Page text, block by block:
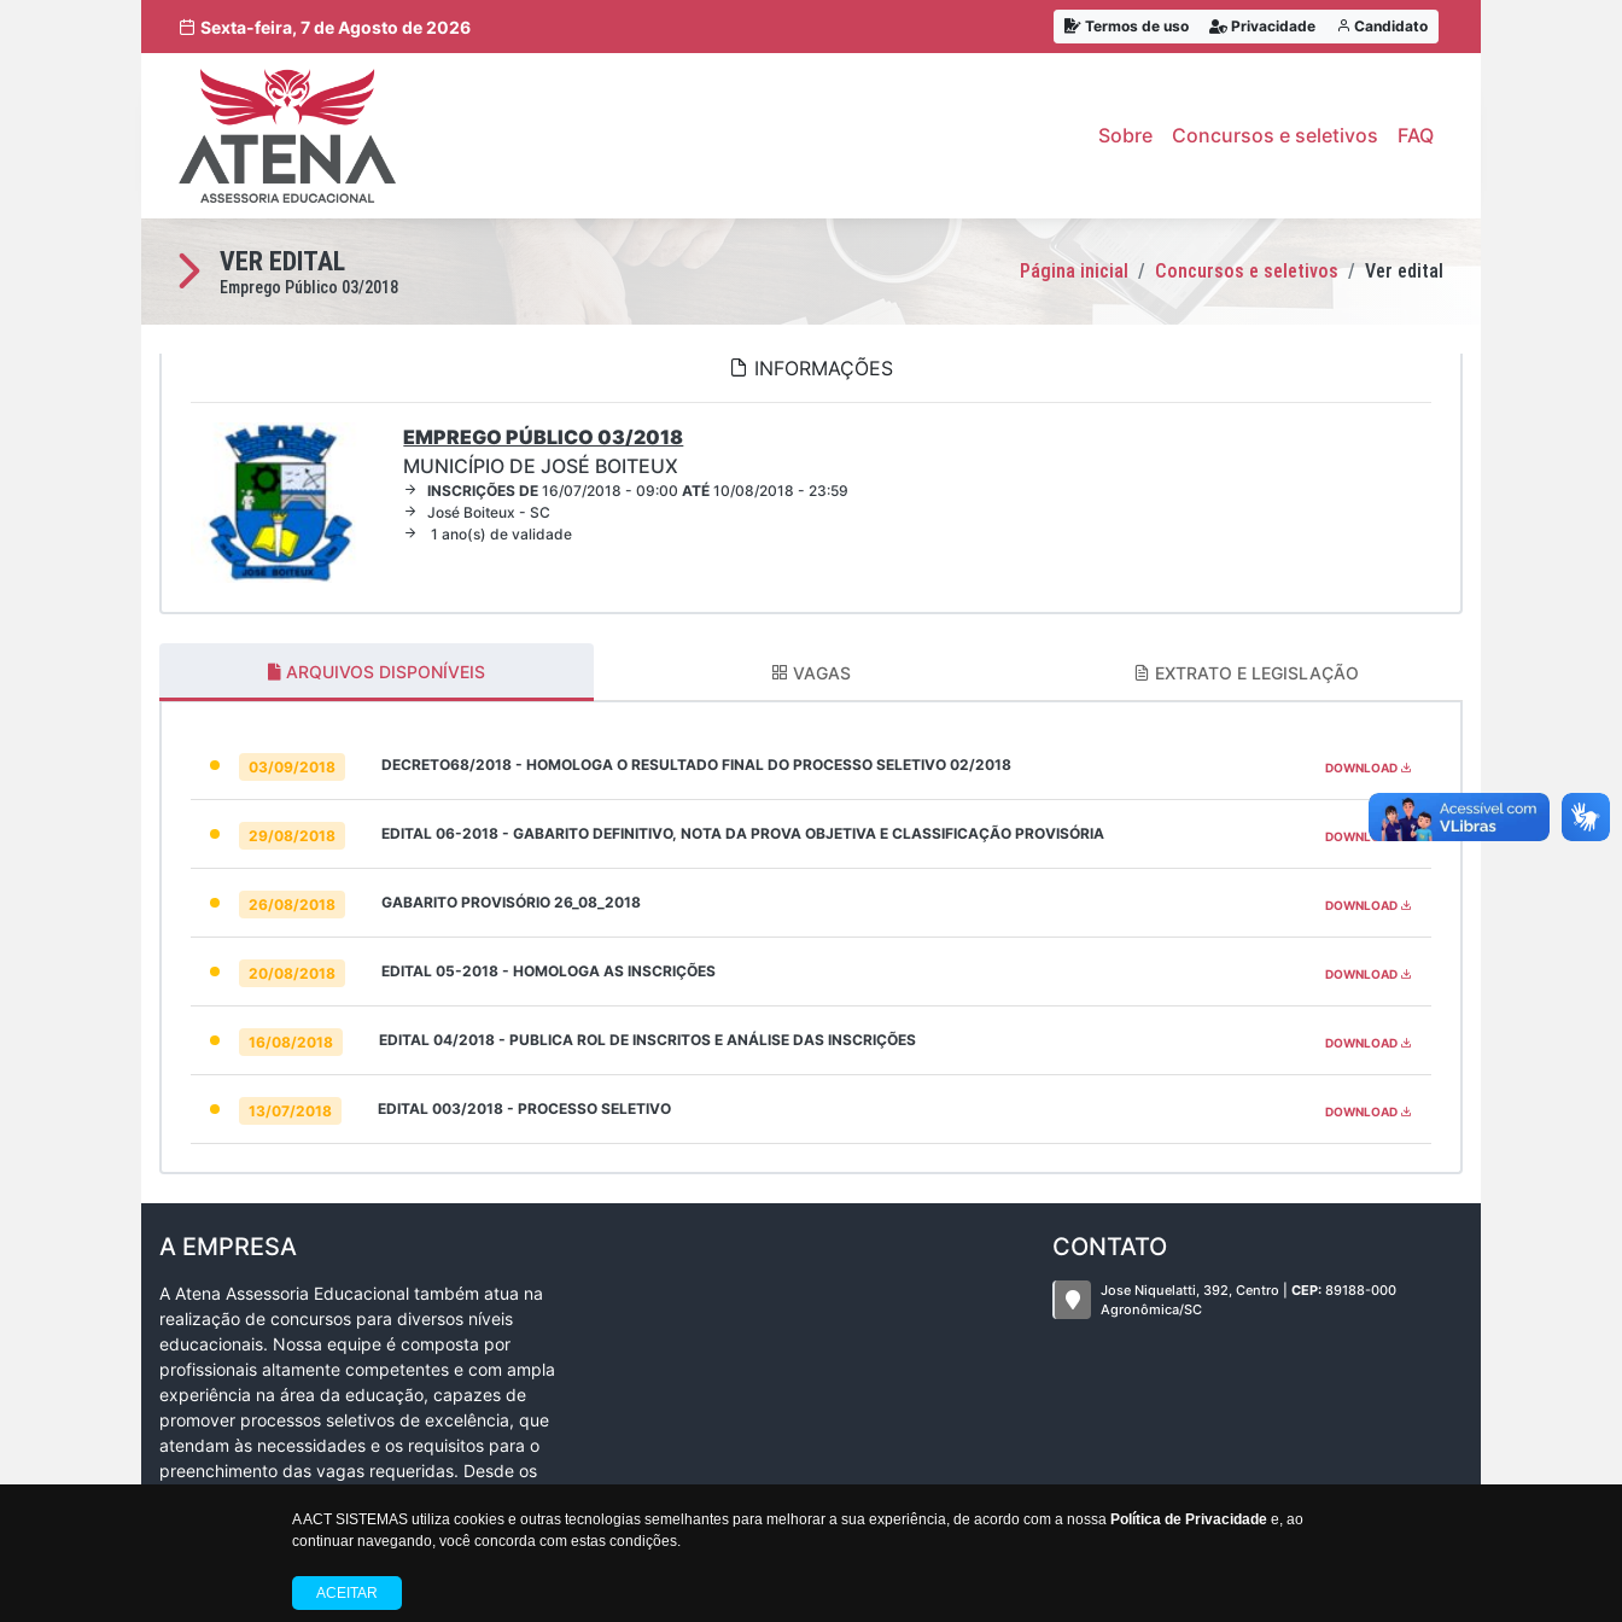
A ACT SISTEMAS utiliza cookies e outras tecnologias semelhantes para melhorar a sua experiência, de acordo com a nossa Política de Privacidade e, ao
continuar navegando, você concorda com estas condições.
ACEITAR
Sexta-feira, 7 de Agosto de 2026 Termos de uso Privacidade Candidato
Sobre Concursos e seletivos FAQ
VER EDITAL
Emprego Público 03/2018
Página inicial Concursos e seletivos Ver edital
INFORMAÇÕES
EMPREGO PÚBLICO 03/2018
MUNICÍPIO DE JOSÉ BOITEUX
INSCRIÇÕES DE 16/07/2018 - 09:00ATÉ 10/08/2018 - 23:59
José Boiteux - SC
1 ano(s) de validade
ARQUIVOS DISPONÍVEIS VAGAS EXTRATO E LEGISLAÇÃO
03/09/2018 DECRETO68/2018 - HOMOLOGA O RESULTADO FINAL DO PROCESSO SELETIVO 02/2018 DOWNLOAD
29/08/2018 EDITAL 06-2018 - GABARITO DEFINITIVO, NOTA DA PROVA OBJETIVA E CLASSIFICAÇÃO PROVISÓRIA DOWNLOAD
26/08/2018 GABARITO PROVISÓRIO 26_08_2018 DOWNLOAD
20/08/2018 EDITAL 05-2018 - HOMOLOGA AS INSCRIÇÕES DOWNLOAD
16/08/2018 EDITAL 04/2018 - PUBLICA ROL DE INSCRITOS E ANÁLISE DAS INSCRIÇÕES DOWNLOAD
13/07/2018 EDITAL 003/2018 - PROCESSO SELETIVO DOWNLOAD
A EMPRESA
A Atena Assessoria Educacional também atua na
realização de concursos para diversos níveis
educacionais. Nossa equipe é composta por
profissionais altamente competentes e com ampla
experiência na área da educação, capazes de
promover processos seletivos de excelência, que
atendam às necessidades e os requisitos para o
preenchimento das vagas requeridas. Desde os
CONTATO
Jose Niquelatti, 392, Centro | CEP: 89188-000
Agronômica/SC